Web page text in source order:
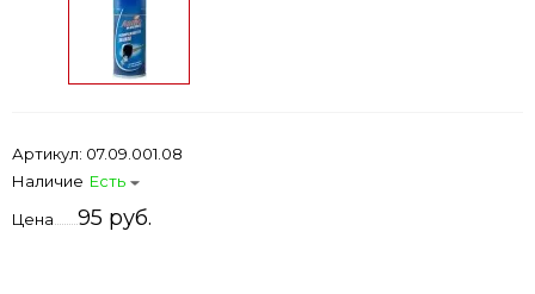
Артикул: 07.09.001.08
Наличие Есть
Цена
95 руб.